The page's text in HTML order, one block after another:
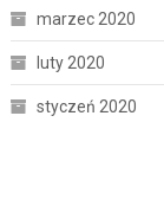
marzec 2020
luty 2020
styczeń 2020